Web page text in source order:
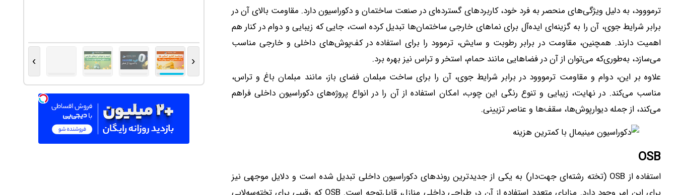
ترمووود، به دلیل ویژگی‌های منحصر به فرد خود، کاربردهای گسترده‌ای در صنعت ساختمان و دکوراسیون دارد. مقاومت بالای آن در
برابر شرایط جوی، آن را به گزینه‌ای ایده‌آل برای نماهای خارجی ساختمان‌ها تبدیل کرده است، جایی که زیبایی و دوام در کنار هم
اهمیت دارند. همچنین، مقاومت در برابر رطوبت و سایش، ترموود را برای استفاده در کف‌پوش‌های داخلی و خارجی مناسب
می‌سازد، به‌طوری‌که می‌توان از آن در فضاهایی مانند حمام، استخر و تراس نیز بهره برد.
علاوه بر این، دوام و مقاومت ترمووود در برابر شرایط جوی، آن را برای ساخت مبلمان فضای باز، مانند مبلمان باغ و تراس،
مناسب می‌کند. در نهایت، زیبایی و تنوع رنگی این چوب، امکان استفاده از آن را در انواع پروژه‌های دکوراسیون داخلی فراهم
می‌کند، از جمله دیوارپوش‌ها، سقف‌ها و عناصر تزیینی.
OSB
استفاده از OSB (تخته رشته‌ای جهت‌دار) به یکی از جدیدترین روندهای دکوراسیون داخلی تبدیل شده است و دلایل موجهی نیز
‹
›